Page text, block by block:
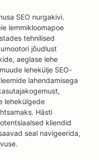
SEO nurgakivi.
lemmikloomapoe
tehnilised
jõudlust
aeglase lehe
lehekülje SEO-
lahendamisega
lehekülgede
Hästi
kliendid
seal navigeerida,